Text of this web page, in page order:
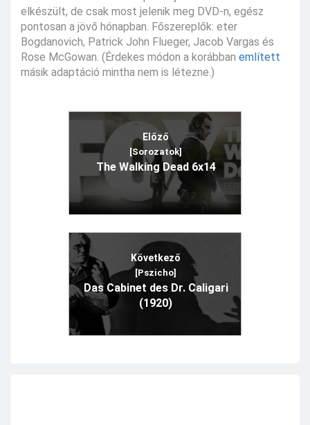
elkészült, de csak most jelenik meg DVD-n, egész
pontosan a jövő hónapban. Főszereplők: eter
Bogdanovich, Patrick John Flueger, Jacob Vargas és
Rose McGowan. (Érdekes módon a korábban említett
másik adaptáció mintha nem is létezne.)
Előző
[Sorozatok]
The Walking Dead 6x14
Következő
[Pszicho]
Das Cabinet des Dr. Caligari
(1920)